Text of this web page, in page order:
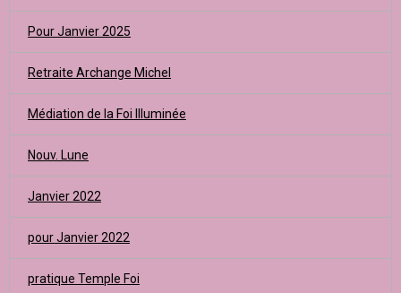
Pour Janvier 2025
Retraite Archange Michel
Médiation de la Foi Illuminée
Nouv. Lune
Janvier 2022
pour Janvier 2022
pratique Temple Foi